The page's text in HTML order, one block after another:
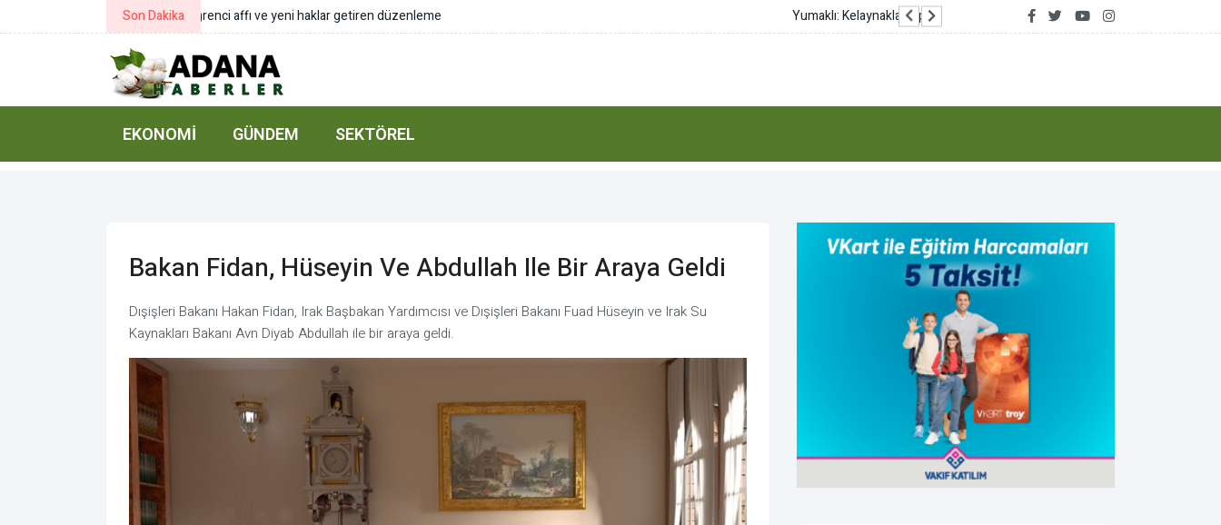
Son Dakika Yumaklı: Kelaynakların popülasyonunu güçlü bir şekilde güvence altına alıyoruz Avcılar’da makine arızası yapan tekne kurtarıldı
EKONOMI GÜNDEM SEKTÖREL
Bakan Fidan, Hüseyin Ve Abdullah Ile Bir Araya Geldi
Dışişleri Bakanı Hakan Fidan, Irak Başbakan Yardımcısı ve Dışişleri Bakanı Fuad Hüseyin ve Irak Su
Kaynakları Bakanı Avn Diyab Abdullah ile bir araya geldi.